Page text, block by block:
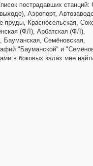
пострадавших станций:
Аэропорт,
пруды, Красносельская,
(ФЛ), Арбатская (ФЛ),
Бауманская, Семёновская,
"Бауманской" и
в боковых залах мне